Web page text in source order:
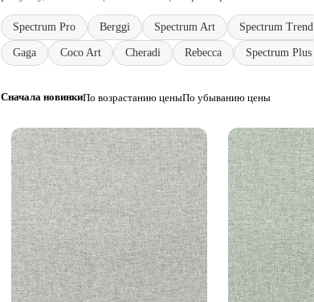
Spectrum Pro Berggi Spectrum Art Spectrum Trend
Gaga Coco Art Cheradi Rebecca Spectrum Plus
Сначала новинкиПо возрастанию ценыПо убыванию цены